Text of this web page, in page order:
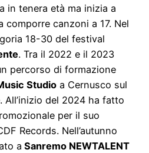
in tenera età ma inizia a
comporre canzoni a 17. Nel
18-30 del festival
. Tra il 2022 e il 2023
percorso di formazione
Studio a Cernusco sul
All’inizio del 2024 ha fatto
per il suo
Records. Nell’autunno
a Sanremo NEWTALENT